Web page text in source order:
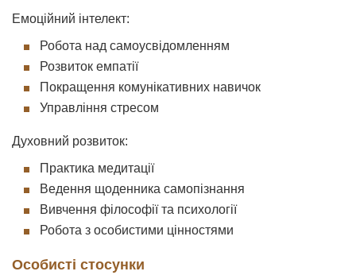
Емоційний інтелект:
Робота над самоусвідомленням
Розвиток емпатії
Покращення комунікативних навичок
Управління стресом
Духовний розвиток:
Практика медитації
Ведення щоденника самопізнання
Вивчення філософії та психології
Робота з особистими цінностями
Особисті стосунки